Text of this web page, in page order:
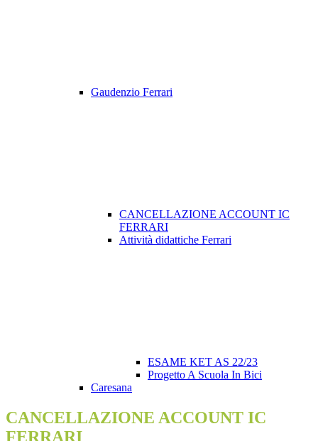
Gaudenzio Ferrari
CANCELLAZIONE ACCOUNT IC
FERRARI
Attività didattiche Ferrari
ESAME KET AS 22/23
Progetto A Scuola In Bici
Caresana
CANCELLAZIONE ACCOUNT IC
FERRARI